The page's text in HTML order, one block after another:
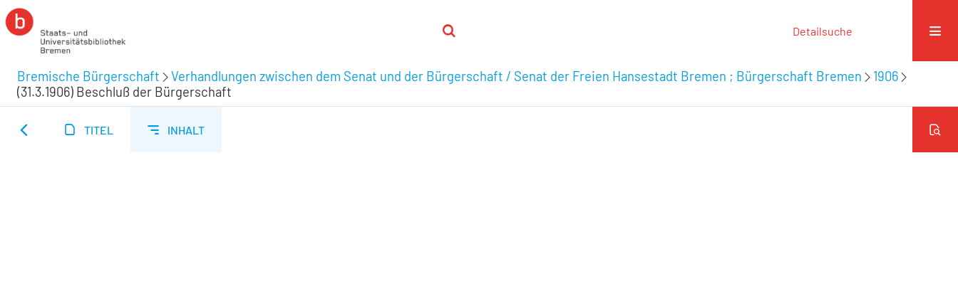
Detailsuche
Bremische Bürgerschaft Verhandlungen zwischen dem Senat und der Bürgerschaft / Senat der Freien Hansestadt Bremen ; Bürgerschaft Bremen
1906
(31.3.1906) Beschluß der Bürgerschaft
TITEL INHALT